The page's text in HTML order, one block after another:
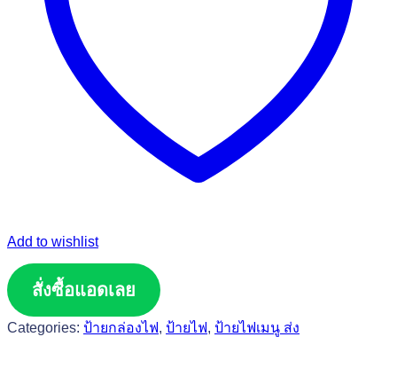
Add to wishlist
สั่งซื้อแอดเลย
Categories: ป้ายกล่องไฟ, ป้ายไฟ, ป้ายไฟเมนู ส่ง